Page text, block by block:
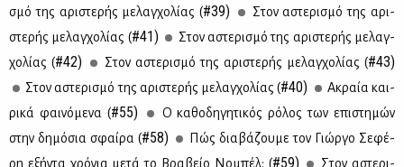
σμό της αρι­στε­ρής με­λαγ­χο­λί­ας (#39)
Στον αστε­ρι­σμό της αρι­
στε­ρής με­λαγ­χο­λί­ας (#41)
Στον αστε­ρι­σμό της αρι­στε­ρής με­λαγ­
χο­λί­ας (#42) Στον αστε­ρι­σμό της αρι­στε­ρής με­λαγ­χο­λί­ας (#43)
Στον αστε­ρι­σμό της αρι­στε­ρής με­λαγ­χο­λί­ας (#40)
Ακραία και­
ρι­κά φαι­νό­με­να (#55)
Ο κα­θο­δη­γη­τι­κός ρό­λος των επι­στη­μών
στην δη­μό­σια σφαί­ρα (#58)
Πώς δια­βά­ζου­με τον Γιώρ­γο Σε­φέ­
ρη εξή­ντα χρό­νια με­τά το Βρα­βείο Νο­μπέλ; (#59)
Στον αστε­ρι­